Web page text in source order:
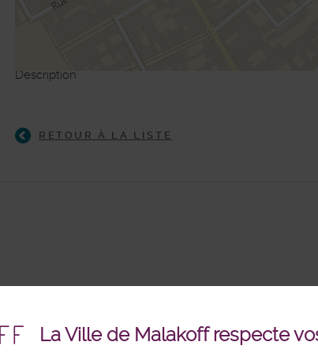
La Ville de Malakoff respecte
Description
RETOUR À LA LISTE